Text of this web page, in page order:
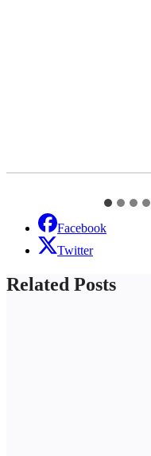
Facebook
Twitter
Related Posts